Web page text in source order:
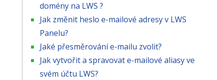
domény na LWS ?
Jak změnit heslo e-mailové adresy v LWS
Panelu?
Jaké přesměrování e-mailu zvolit?
Jak vytvořit a spravovat e-mailové aliasy ve
svém účtu LWS?